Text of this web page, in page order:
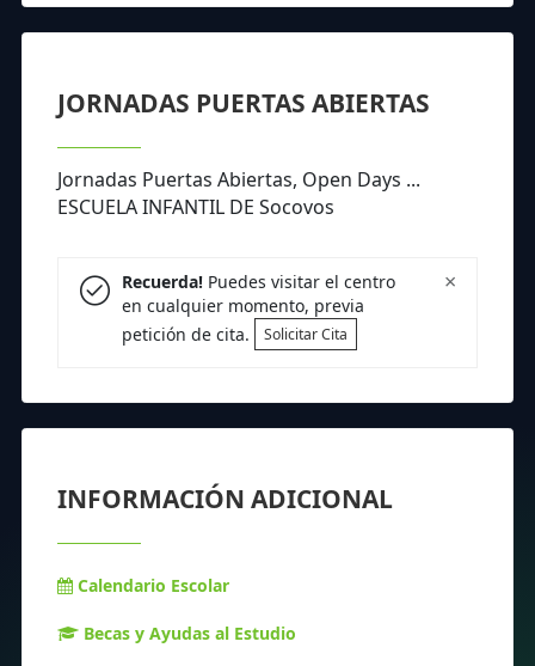
JORNADAS PUERTAS ABIERTAS
Jornadas Puertas Abiertas, Open Days ...
ESCUELA INFANTIL DE Socovos
×
Recuerda!Puedes visitar el centro
en cualquier momento, previa
petición de cita.
Solicitar Cita
INFORMACIÓN ADICIONAL
Calendario Escolar
Becas y Ayudas al Estudio